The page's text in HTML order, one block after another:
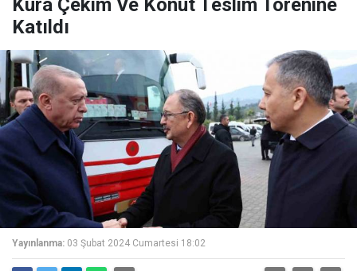
Kura Çekim Ve Konut Teslim Törenine
Katıldı
Yayınlanma: 03 Şubat 2024 Cumartesi 18:02